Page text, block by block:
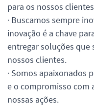
para os nossos
· Buscamos sempre
inovação é a chave
entregar soluções que
nossos clientes.
· Somos apaixonados
e o compromisso com
nossas ações.